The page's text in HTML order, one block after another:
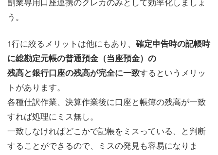
う。
1行に絞るメリットは他にもあり、 確定申告時の記帳時
に総勘定元帳の普通預金（当座預金）の
残高と銀行口座の残高が完全に一致するというメリッ
トがあります。
各種仕訳作業、決算作業後に口座と帳簿の残高が一致
すれば処理にミス無し。
一致しなければどこかで記帳をミスっている、と判断
することができるので、ミスの発見も容易になりま